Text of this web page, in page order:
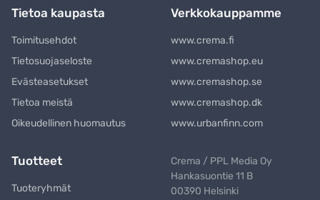
Tietoa kaupasta
Toimitusehdot
Tietosuojaseloste
Evästeasetukset
Tietoa meistä
Oikeudellinen huomautus
Verkkokauppamme
www.crema.fi
www.cremashop.eu
www.cremashop.se
www.cremashop.dk
www.urbanfinn.com
Tuotteet
Tuoteryhmät
Crema / PPL Media Oy
Hankasuontie 11 B
00390 Helsinki